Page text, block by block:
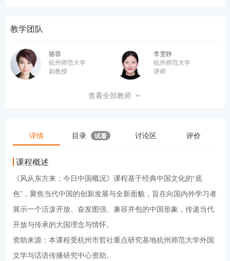
教学团队
骆蓉
杭州师范大学
副教授
李雯静
杭州师范大学
讲师
查看全部教师
详情 目录 试看 讨论区 评价
课程概述
《风从东方来：今日中国概况》课程基于经典中国文化的“底
色”，聚焦当代中国的创新发展与全新面貌，旨在向国内外学习者
展示一个活泼开放、奋发图强、兼容并包的中国形象，传递当代
开放与传承的大国理念与情怀。
资助来源：本课程受杭州市哲社重点研究基地杭州师范大学外国
文学与话语传播研究中心资助。